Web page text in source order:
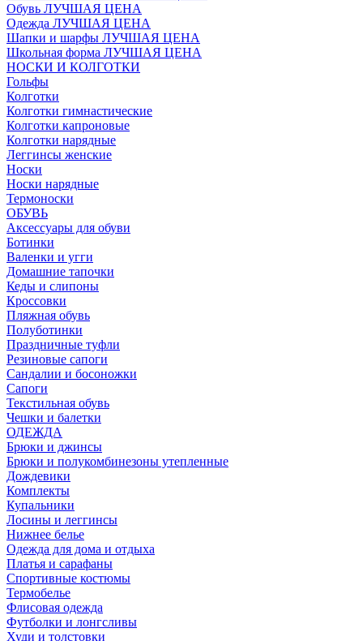
Обувь ЛУЧШАЯ ЦЕНА
Одежда ЛУЧШАЯ ЦЕНА
Шапки и шарфы ЛУЧШАЯ ЦЕНА
Школьная форма ЛУЧШАЯ ЦЕНА
НОСКИ И КОЛГОТКИ
Гольфы
Колготки
Колготки гимнастические
Колготки капроновые
Колготки нарядные
Леггинсы женские
Носки
Носки нарядные
Термоноски
ОБУВЬ
Аксессуары для обуви
Ботинки
Валенки и угги
Домашние тапочки
Кеды и слипоны
Кроссовки
Пляжная обувь
Полуботинки
Праздничные туфли
Резиновые сапоги
Сандалии и босоножки
Сапоги
Текстильная обувь
Чешки и балетки
ОДЕЖДА
Брюки и джинсы
Брюки и полукомбинезоны утепленные
Дождевики
Комплекты
Купальники
Лосины и леггинсы
Нижнее белье
Одежда для дома и отдыха
Платья и сарафаны
Спортивные костюмы
Термобелье
Флисовая одежда
Футболки и лонгсливы
Худи и толстовки